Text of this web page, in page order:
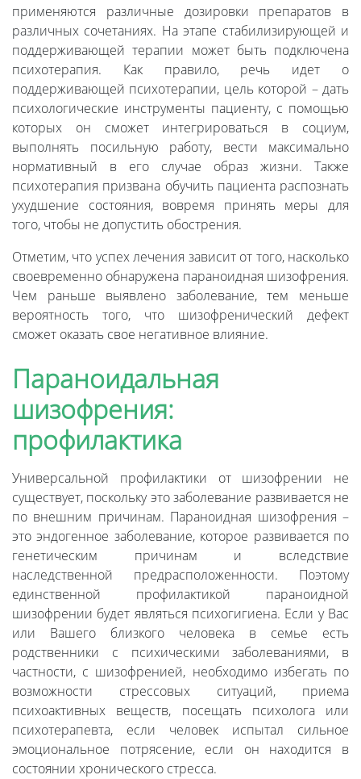
применяются различные дозировки препаратов в
различных сочетаниях. На этапе стабилизирующей и
поддерживающей терапии может быть подключена
психотерапия. Как правило, речь идет о
поддерживающей психотерапии, цель которой – дать
психологические инструменты пациенту, с помощью
которых он сможет интегрироваться в социум,
выполнять посильную работу, вести максимально
нормативный в его случае образ жизни. Также
психотерапия призвана обучить пациента распознать
ухудшение состояния, вовремя принять меры для
того, чтобы не допустить обострения.
Отметим, что успех лечения зависит от того, насколько
своевременно обнаружена параноидная шизофрения.
Чем раньше выявлено заболевание, тем меньше
вероятность того, что шизофренический дефект
сможет оказать свое негативное влияние.
Параноидальная
шизофрения:
профилактика
Универсальной профилактики от шизофрении не
существует, поскольку это заболевание развивается не
по внешним причинам. Параноидная шизофрения –
это эндогенное заболевание, которое развивается по
генетическим причинам и вследствие
наследственной предрасположенности. Поэтому
единственной профилактикой параноидной
шизофрении будет являться психогигиена. Если у Вас
или Вашего близкого человека в семье есть
родственники с психическими заболеваниями, в
частности, с шизофренией, необходимо избегать по
возможности стрессовых ситуаций, приема
психоактивных веществ, посещать психолога или
психотерапевта, если человек испытал сильное
эмоциональное потрясение, если он находится в
состоянии хронического стресса.